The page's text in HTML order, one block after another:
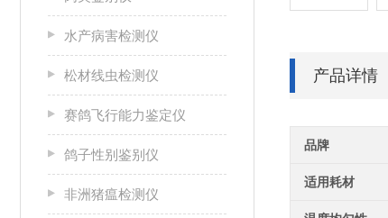
水产病害检测仪
松材线虫检测仪
赛鸽飞行能力鉴定仪
鸽子性别鉴别仪
非洲猪瘟检测仪
产品详情
品牌
适用耗材